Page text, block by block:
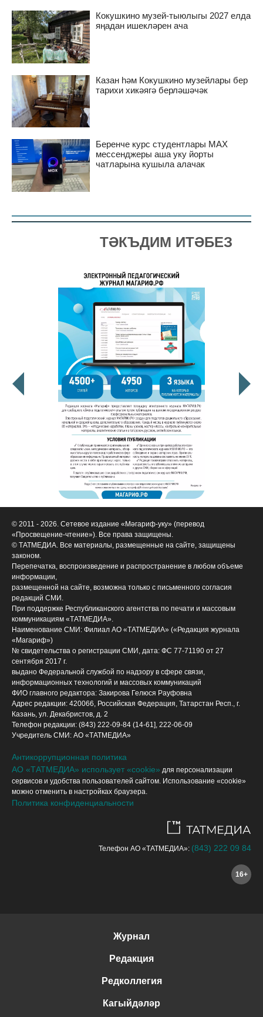
Кокушкино музей-тыюлыгы 2027 елда
яңадан ишекләрен ача
Казан һәм Кокушкино музейлары бер
тарихи хикәягә берләшәчәк
Беренче курс студентлары MAX
мессенджеры аша уку йорты
чатларына кушыла алачак
ТӘКЪДИМ ИТӘБЕЗ
© 2011 - 2026. Сетевое издание «Мәгариф-уку» (перевод
«Просвещение-чтение»). Все права защищены.
© ТАТМЕДИА. Все материалы, размещенные на сайте, защищены
законом.
Перепечатка, воспроизведение и распространение в любом объеме
информации,
размещенной на сайте, возможна только с письменного согласия
редакций СМИ.
При поддержке Республиканского агентства по печати и массовым
коммуникациям «ТАТМЕДИА».
Наименование СМИ: Филиал АО «ТАТМЕДИА» («Редакция журнала
«Магариф»)
№ свидетельства о регистрации СМИ, дата: ФС 77-71190 от 27
сентября 2017 г.
выдано Федеральной службой по надзору в сфере связи,
информационных технологий и массовых коммуникаций
ФИО главного редактора: Закирова Гелюся Рауфовна
Адрес редакции: 420066, Российская Федерация, Татарстан Респ., г.
Казань, ул. Декабристов, д. 2
Телефон редакции: (843) 222-09-84 (14-61], 222-06-09
Учредитель СМИ: АО «ТАТМЕДИА»
Антикоррупционная политика
АО «ТАТМЕДИА» использует «cookie» для персонализации
сервисов и удобства пользователей сайтом. Использование «cookie»
можно отменить в настройках браузера.
Политика конфиденциальности
Телефон АО «ТАТМЕДИА»: (843) 222 09 84
16+
Журнал
Редакция
Редколлегия
Кагыйдәләр